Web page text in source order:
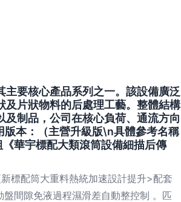
要核心產品系列之一。該設備廣泛
及片狀物料的后處理工藝。整體結構
制品，公司在核心負荷、通流方向
本：（主營升級版\n具體參考名稱
華宇標配大類滾筒設備細描后傳
標配筒大重料熱統加速設計提升>配套
間隙免液過程濕滑差自動整控制 。匹